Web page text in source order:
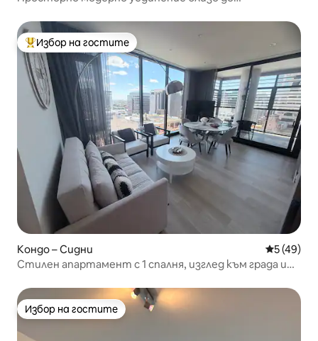
Най-популярен избор на гостите
Избор на гостите
Кондо – Сидни Средна
5 (49)
Стилен апартамент с 1 спалня, изглед към града и
Избор на гостите
Избор на гостите